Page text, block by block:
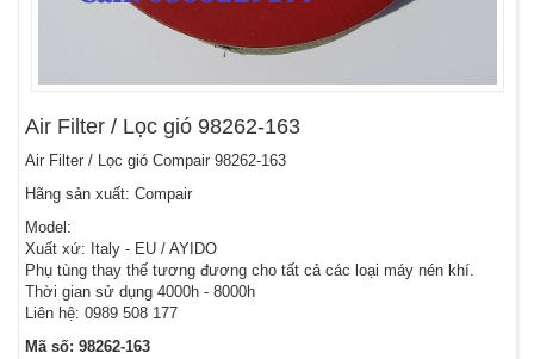
Air Filter / Lọc gió 98262-163
Air Filter / Lọc gió Compair 98262-163
Hãng sản xuất: Compair
Model:
Xuất xứ: Italy - EU / AYIDO
Phụ tùng thay thế tương đương cho tất cả các loại máy nén khí.
Thời gian sử dụng 4000h - 8000h
Liên hệ: 0989 508 177
Mã số: 98262-163